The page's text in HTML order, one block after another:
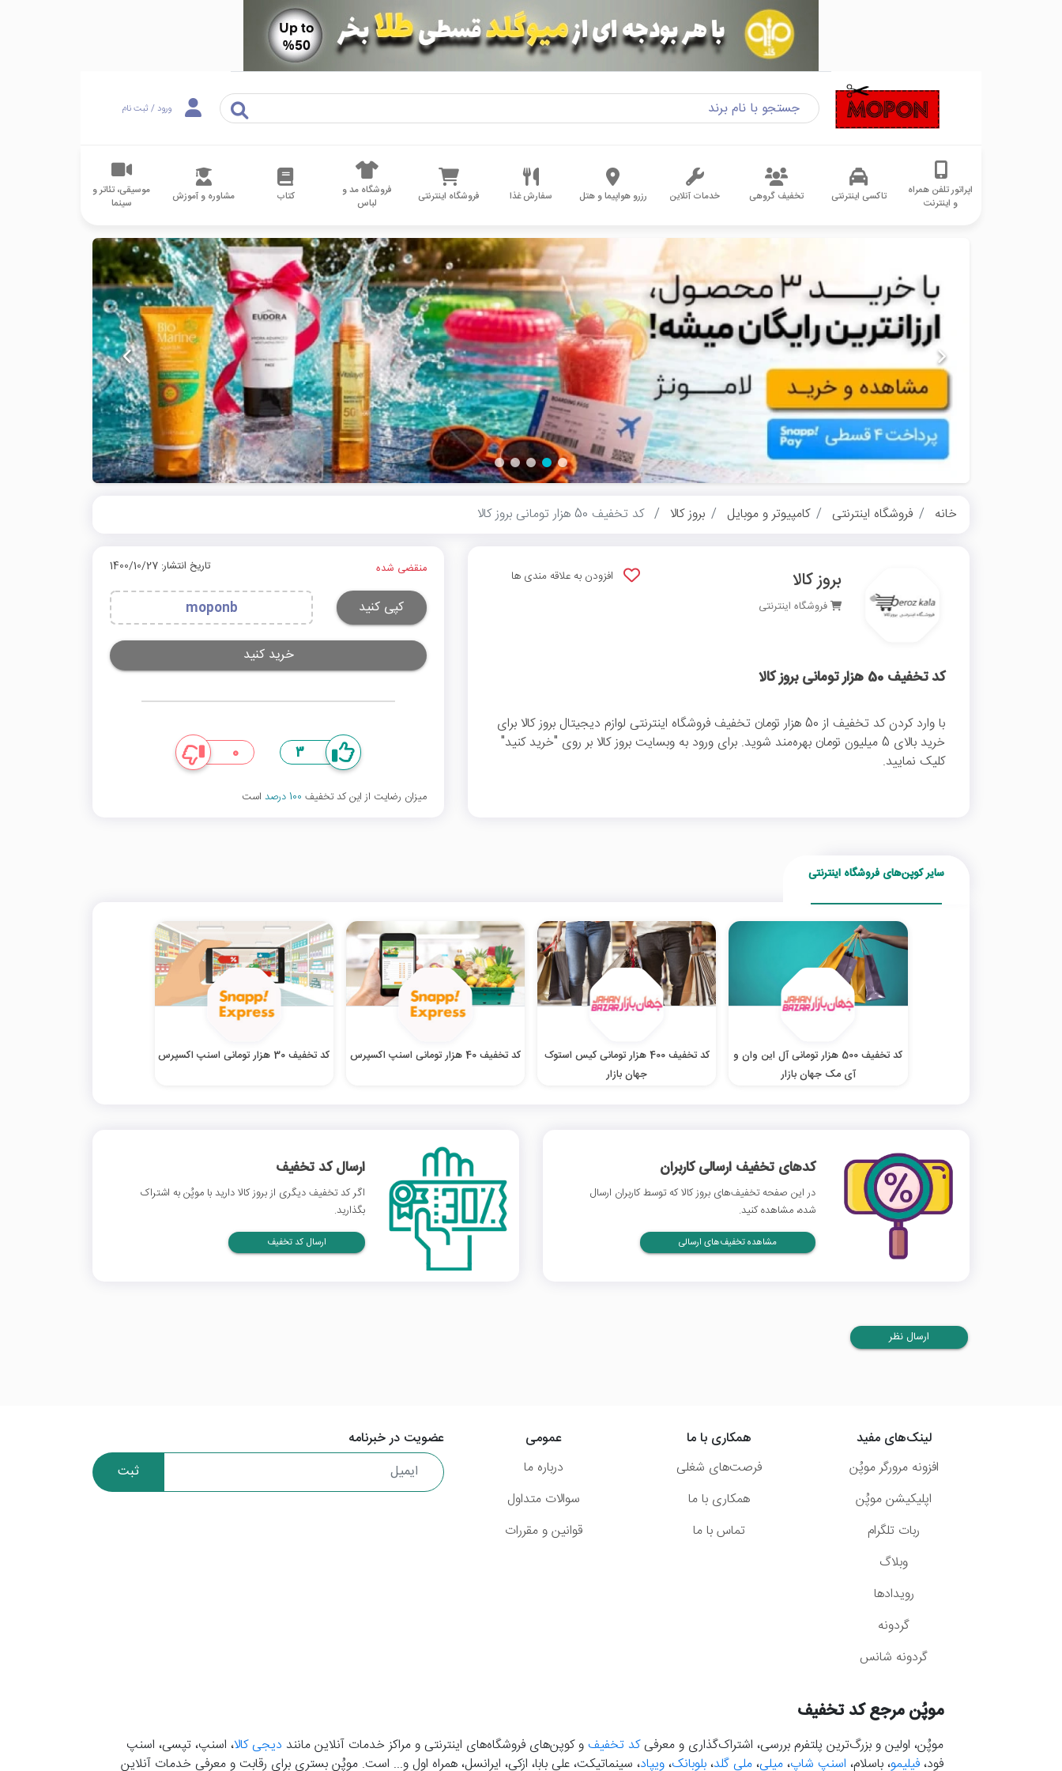
ورود / ثبت نام
اپراتور تلفن همراه
و اینترنت
تاکسی اینترنتی تخفیف گروهی خدمات آنلاین رزرو هواپیما و هتل سفارش غذا فروشگاه اینترنتی
فروشگاه مد و
لباس
کتاب مشاوره و آموزش
موسیقی، تئاتر و
سینما
خانه فروشگاه اینترنتی کامپیوتر و موبایل بروز کالا کد تخفیف 50 هزار تومانی بروز کالا
بروز کالا
فروشگاه اینترنتی
افزودن به علاقه مندی ها
کد تخفیف 50 هزار تومانی بروز کالا
با وارد کردن کد تخفیف از 50 هزار تومان تخفیف فروشگاه اینترنتی لوازم دیجیتال بروز کالا برای
خرید بالای 5 میلیون تومان بهره‌مند شوید. برای ورود به وبسایت بروز کالا بر روی "خرید کنید"
کلیک نمایید.
منقضی شده تاریخ انتشار: 1400/10/27
کپی کنید moponb
خرید کنید
3
0
میزان رضایت از این کد تخفیف 100 درصد است
سایر کوپن‌های فروشگاه اینترنتی
کد تخفیف 500 هزار تومانی آل این وان و
آی مک جهان بازار
کد تخفیف 400 هزار تومانی کیس استوک
جهان بازار
کد تخفیف 40 هزار تومانی اسنپ اکسپرس کد تخفیف 30 هزار تومانی اسنپ اکسپرس
کدهای تخفیف ارسالی کاربران
در این صفحه تخفیف‌های بروز کالا که توسط کاربران ارسال
شده، مشاهده کنید.
مشاهده تخفیف‌های ارسالی
ارسال کد تخفیف
اگر کد تخفیف دیگری از بروز کالا دارید با موپُن به اشتراک
بگذارید.
ارسال کد تخفیف
ارسال نظر
عضویت در خبرنامه
ثبت
لینک‌های مفید
افزونه مرورگر موپُن
اپلیکیشن موپُن
ربات تلگرام
وبلاگ
رویدادها
گردونه
گردونه شانس
همکاری با ما
فرصت‌های شغلی
همکاری با ما
تماس با ما
عمومی
درباره ما
سوالات متداول
قوانین و مقررات
موپُن مرجع کد تخفیف
موپُن، اولین و بزرگ‌ترین پلتفرم بررسی، اشتراک‌گذاری و معرفیکد تخفیفو کوپن‌های فروشگاه‌های اینترنتی و مراکز خدمات آنلاین مانند دیجی کالا، اسنپ، تپسی، اسنپ
فود، فیلیمو، باسلام، اسنپ شاپ، میلی، ملی گلد، بلوبانک، ویپاد، سینماتیکت، علی بابا، ازکی، ایرانسل، همراه اول و... است. موپُن بستری برای رقابت و معرفی خدمات آنلاین